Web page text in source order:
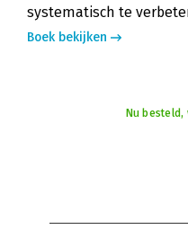
systematisch te
Boek bekijken
Nu